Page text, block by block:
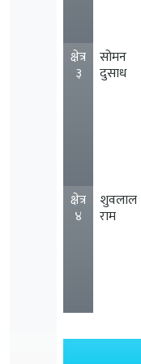
क्षेत्र
३
सोमन
दुसाध
क्षेत्र
४
शुवलाल
राम